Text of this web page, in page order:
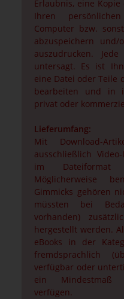
Erlaubnis, eine
Ihren
Computer bzw.
abzuspeichern
auszudrucken.
untersagt. Es ist
eine Datei oder Teile
bearbeiten und in
privat oder
Lieferumfang:
Mit Download-
ausschließlich
im
Möglicherweise
Gimmicks gehören
müssten bei
vorhanden)
hergestellt werden.
eBooks in der
fremdsprachlich
verfügbar oder
ein Mindestmaß
verfügen.